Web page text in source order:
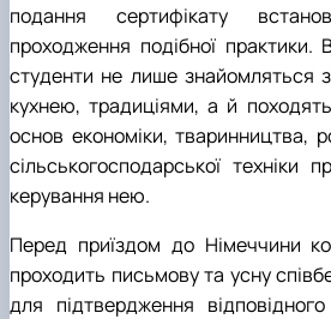
подання сертифікату
проходження подібної практики.
студенти не лише знайомляться
кухнею, традиціями, а й
основ економіки, тваринництва,
сільськогосподарської техніки
керування нею.
Перед приїздом до Німеччини
проходить письмову та усну
для підтвердження